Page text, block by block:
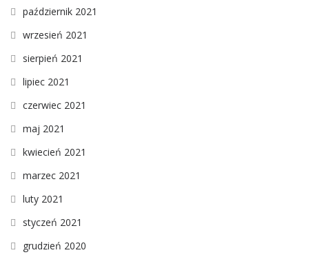
październik 2021
wrzesień 2021
sierpień 2021
lipiec 2021
czerwiec 2021
maj 2021
kwiecień 2021
marzec 2021
luty 2021
styczeń 2021
grudzień 2020